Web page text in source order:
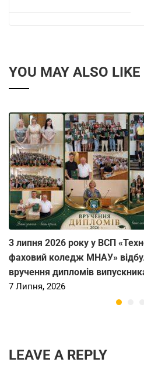
YOU MAY ALSO LIKE
3 липня 2026 року у ВСП
фаховий коледж МНАУ»
вручення дипломів
7 Липня, 2026
LEAVE A REPLY